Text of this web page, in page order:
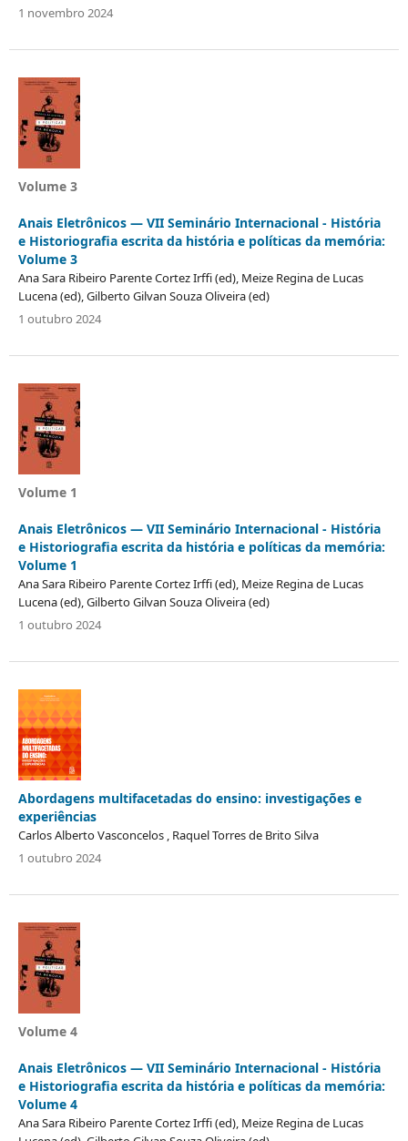
1 novembro 2024
Volume 3
Anais Eletrônicos — VII Seminário Internacional - História
e Historiografia escrita da história e políticas da memória:
Volume 3
Ana Sara Ribeiro Parente Cortez Irffi (ed), Meize Regina de Lucas
Lucena (ed), Gilberto Gilvan Souza Oliveira (ed)
1 outubro 2024
Volume 1
Anais Eletrônicos — VII Seminário Internacional - História
e Historiografia escrita da história e políticas da memória:
Volume 1
Ana Sara Ribeiro Parente Cortez Irffi (ed), Meize Regina de Lucas
Lucena (ed), Gilberto Gilvan Souza Oliveira (ed)
1 outubro 2024
Abordagens multifacetadas do ensino: investigações e
experiências
Carlos Alberto Vasconcelos , Raquel Torres de Brito Silva
1 outubro 2024
Volume 4
Anais Eletrônicos — VII Seminário Internacional - História
e Historiografia escrita da história e políticas da memória:
Volume 4
Ana Sara Ribeiro Parente Cortez Irffi (ed), Meize Regina de Lucas